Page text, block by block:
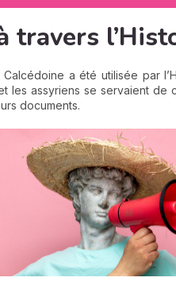
travers
a été utilisée par
les assyriens se servaient
documents.